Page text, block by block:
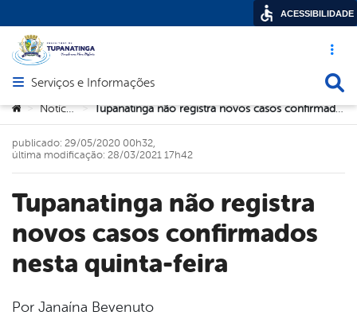
Acesso
Abrir menu principal de navegação
Serviços e Informações
Você está aqui:
> Notícias > Tupanatinga não registra novos casos confirmados nesta quinta-feira
Tupanatinga não registra
novos casos confirmados
nesta quinta-feira
publicado: 29/05/2020 00h32,
última modificação: 28/03/2021 17h42
Por Janaína Bevenuto
ACESSIBILIDADE